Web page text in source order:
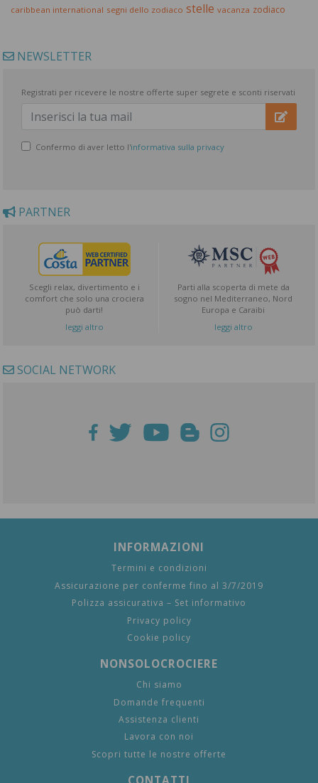
caribbean international segni dello zodiaco stelle vacanza zodiaco
NEWSLETTER
Registrati per ricevere le nostre offerte super segrete e sconti riservati
Confermo di aver letto l'informativa sulla privacy
PARTNER
Scegli relax, divertimento e i
comfort che solo una crociera
può darti!
leggi altro
Parti alla scoperta di mete da
sogno nel Mediterraneo, Nord
Europa e Caraibi
leggi altro
SOCIAL NETWORK
INFORMAZIONI
Termini e condizioni
Assicurazione per conferme fino al 3/7/2019
Polizza assicurativa – Set informativo
Privacy policy
Cookie policy
NONSOLOCROCIERE
Chi siamo
Domande frequenti
Assistenza clienti
Lavora con noi
Scopri tutte le nostre offerte